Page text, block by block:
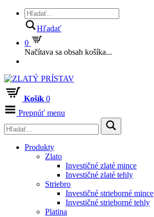
Hľadať
0
Načítava sa obsah košíka...
Košík 0
Prepnúť menu
Produkty
Zlato
Investičné zlaté mince
Investičné zlaté tehly
Striebro
Investičné strieborné mince
Investičné strieborné tehly
Platina